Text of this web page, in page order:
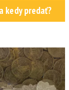
kedy predať?